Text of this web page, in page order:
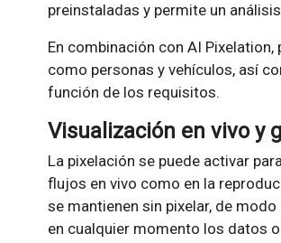
preinstaladas y permite un
En combinación con AI
como personas y vehículos, así
función de los requisitos.
Visualización en vivo y
La pixelación se puede activar
flujos en vivo como en la
se mantienen sin pixelar, de
en cualquier momento los datos